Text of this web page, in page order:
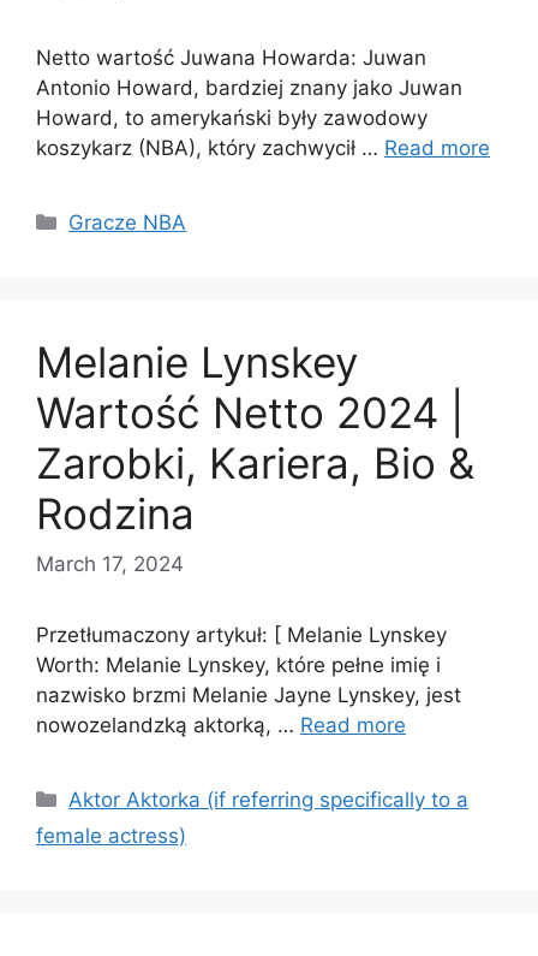
Netto wartość Juwana Howarda: Juwan
Antonio Howard, bardziej znany jako Juwan
Howard, to amerykański były zawodowy
koszykarz (NBA), który zachwycił … Read more
Categories
Gracze NBA
Melanie Lynskey
Wartość Netto 2024 |
Zarobki, Kariera, Bio &
Rodzina
March 17, 2024
Przetłumaczony artykuł: [ Melanie Lynskey
Worth: Melanie Lynskey, które pełne imię i
nazwisko brzmi Melanie Jayne Lynskey, jest
nowozelandzką aktorką, … Read more
Categories
Aktor Aktorka (if referring specifically to a
female actress)